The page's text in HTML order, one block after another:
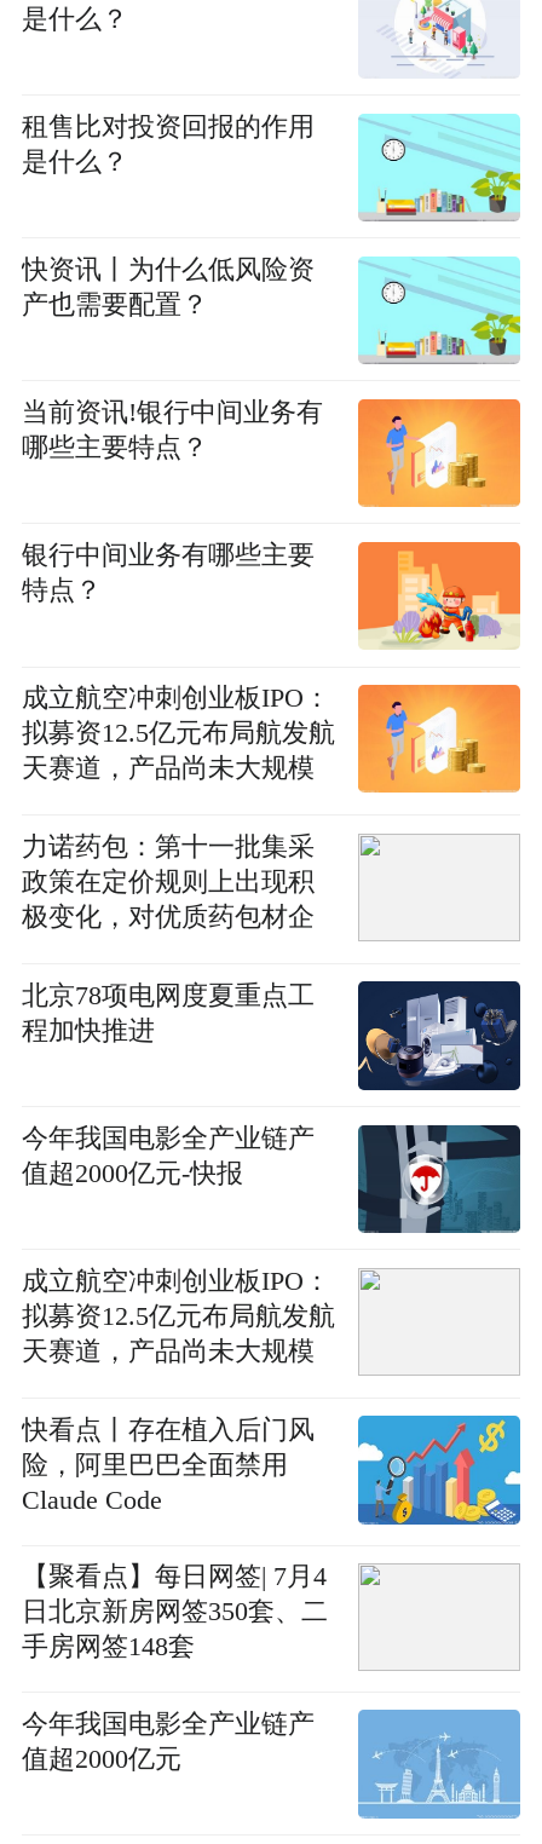
是什么？
租售比对投资回报的作用
是什么？
快资讯丨为什么低风险资
产也需要配置？
当前资讯!银行中间业务有
哪些主要特点？
银行中间业务有哪些主要
特点？
成立航空冲刺创业板IPO：
拟募资12.5亿元布局航发航
天赛道，产品尚未大规模
力诺药包：第十一批集采
政策在定价规则上出现积
极变化，对优质药包材企
北京78项电网度夏重点工
程加快推进
今年我国电影全产业链产
值超2000亿元-快报
成立航空冲刺创业板IPO：
拟募资12.5亿元布局航发航
天赛道，产品尚未大规模
快看点丨存在植入后门风
险，阿里巴巴全面禁用
Claude Code
【聚看点】每日网签| 7月4
日北京新房网签350套、二
手房网签148套
今年我国电影全产业链产
值超2000亿元